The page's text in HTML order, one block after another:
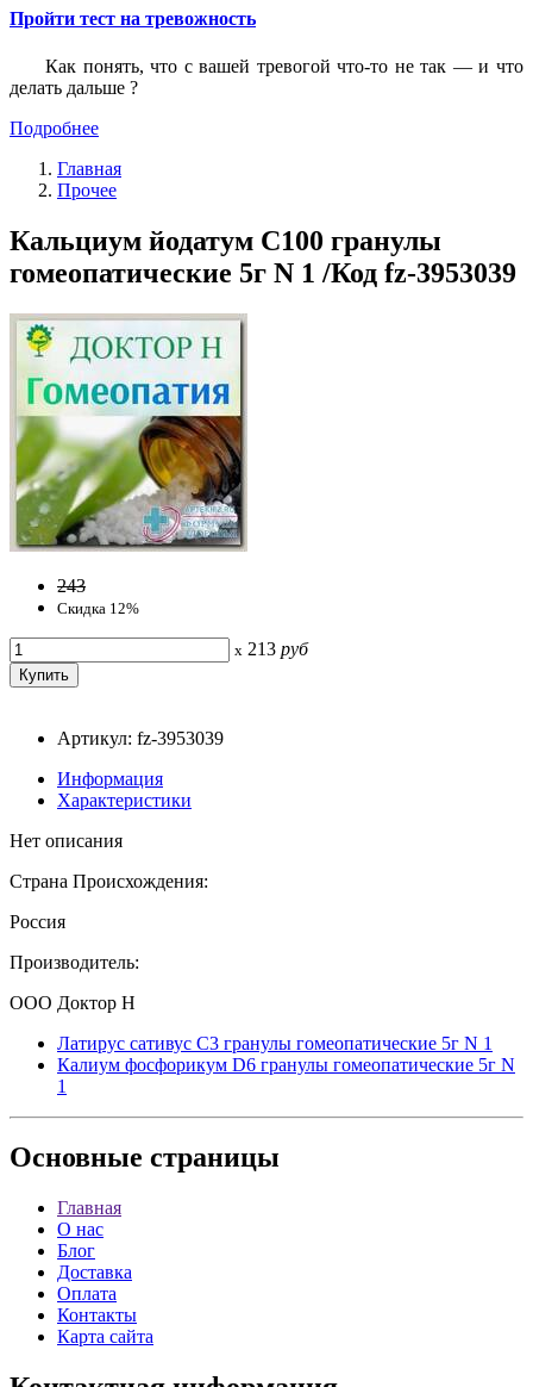
Пройти тест на тревожность
Как понять, что с вашей тревогой что-то не так — и что
делать дальше ?
Подробнее
Главная
Прочее
Кальциум йодатум С100 гранулы
гомеопатические 5г N 1 /Код fz-3953039
243
Скидка 12%
x 213 руб
Артикул: fz-3953039
Информация
Характеристики
Нет описания
Страна Происхождения:
Россия
Производитель:
ООО Доктор Н
Латирус сативус С3 гранулы гомеопатические 5г N 1
Калиум фосфорикум D6 гранулы гомеопатические 5г N
1
Основные страницы
Главная
О нас
Блог
Доставка
Оплата
Контакты
Карта сайта